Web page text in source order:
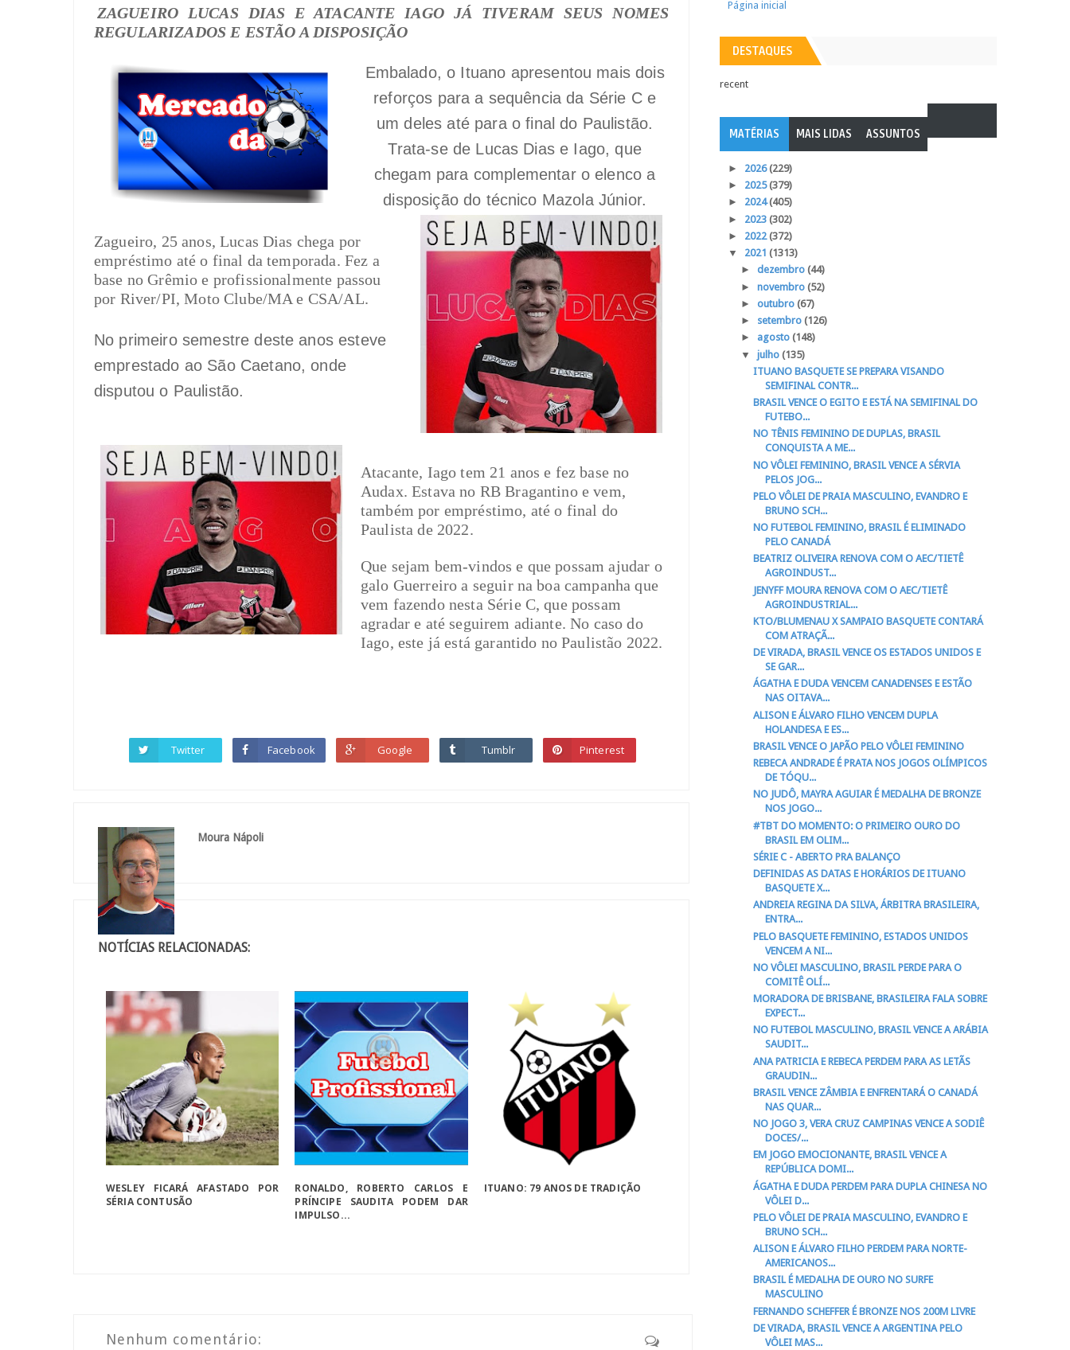
ZAGUEIRO LUCAS DIAS E ATACANTE IAGO JÁ TIVERAM SEUS NOMES
REGULARIZADOS E ESTÃO A DISPOSIÇÃO
Embalado, o Ituano apresentou mais dois
reforços para a sequência da Série C e
um deles até para o final do Paulistão.
Trata-se de Lucas Dias e Iago, que
chegam para complementar o elenco a
disposição do técnico Mazola Júnior.
Zagueiro, 25 anos, Lucas Dias chega por
empréstimo até o final da temporada. Fez a
base no Grêmio e profissionalmente passou
por River/PI, Moto Clube/MA e CSA/AL.
No primeiro semestre deste anos esteve
emprestado ao São Caetano, onde
disputou o Paulistão.
Atacante, Iago tem 21 anos e fez base no
Audax. Estava no RB Bragantino e vem,
também por empréstimo, até o final do
Paulista de 2022.
Que sejam bem-vindos e que possam ajudar o
galo Guerreiro a seguir na boa campanha que
vem fazendo nesta Série C, que possam
agradar e até seguirem adiante. No caso do
Iago, este já está garantido no Paulistão 2022.
Twitter Facebook Google Tumblr Pinterest
Moura Nápoli
NOTÍCIAS RELACIONADAS:
WESLEY FICARÁ AFASTADO POR
SÉRIA CONTUSÃO
RONALDO, ROBERTO CARLOS E
PRÍNCIPE SAUDITA PODEM DAR
IMPULSO...
ITUANO: 79 ANOS DE TRADIÇÃO
Nenhum comentário:
Página inicial
DESTAQUES
recent
MATÉRIAS MAIS LIDAS ASSUNTOS
► 2026(229)
► 2025(379)
► 2024(405)
► 2023 (302)
► 2022(372)
▼ 2021 (1313)
► dezembro (44)
► novembro (52)
► outubro (67)
► setembro (126)
► agosto (148)
▼ julho (135)
ITUANO BASQUETE SE PREPARA VISANDO
SEMIFINAL CONTR...
BRASIL VENCE O EGITO E ESTÁ NA SEMIFINAL DO
FUTEBO...
NO TÊNIS FEMININO DE DUPLAS, BRASIL
CONQUISTA A ME...
NO VÔLEI FEMININO, BRASIL VENCE A SÉRVIA
PELOS JOG...
PELO VÔLEI DE PRAIA MASCULINO, EVANDRO E
BRUNO SCH...
NO FUTEBOL FEMININO, BRASIL É ELIMINADO
PELO CANADÁ
BEATRIZ OLIVEIRA RENOVA COM O AEC/TIETÊ
AGROINDUST...
JENYFF MOURA RENOVA COM O AEC/TIETÊ
AGROINDUSTRIAL...
KTO/BLUMENAU X SAMPAIO BASQUETE CONTARÁ
COM ATRAÇÃ...
DE VIRADA, BRASIL VENCE OS ESTADOS UNIDOS E
SE GAR...
ÁGATHA E DUDA VENCEM CANADENSES E ESTÃO
NAS OITAVA...
ALISON E ÁLVARO FILHO VENCEM DUPLA
HOLANDESA E ES...
BRASIL VENCE O JAPÃO PELO VÔLEI FEMININO
REBECA ANDRADE É PRATA NOS JOGOS OLÍMPICOS
DE TÓQU...
NO JUDÔ, MAYRA AGUIAR É MEDALHA DE BRONZE
NOS JOGO...
#TBT DO MOMENTO: O PRIMEIRO OURO DO
BRASIL EM OLIM...
SÉRIE C - ABERTO PRA BALANÇO
DEFINIDAS AS DATAS E HORÁRIOS DE ITUANO
BASQUETE X...
ANDREIA REGINA DA SILVA, ÁRBITRA BRASILEIRA,
ENTRA...
PELO BASQUETE FEMININO, ESTADOS UNIDOS
VENCEM A NI...
NO VÔLEI MASCULINO, BRASIL PERDE PARA O
COMITÊ OLÍ...
MORADORA DE BRISBANE, BRASILEIRA FALA SOBRE
EXPECT...
NO FUTEBOL MASCULINO, BRASIL VENCE A ARÁBIA
SAUDIT...
ANA PATRICIA E REBECA PERDEM PARA AS LETÃS
GRAUDIN...
BRASIL VENCE ZÂMBIA E ENFRENTARÁ O CANADÁ
NAS QUAR...
NO JOGO 3, VERA CRUZ CAMPINAS VENCE A SODIÊ
DOCES/...
EM JOGO EMOCIONANTE, BRASIL VENCE A
REPÚBLICA DOMI...
ÁGATHA E DUDA PERDEM PARA DUPLA CHINESA NO
VÔLEI D...
PELO VÔLEI DE PRAIA MASCULINO, EVANDRO E
BRUNO SCH...
ALISON E ÁLVARO FILHO PERDEM PARA NORTE-
AMERICANOS...
BRASIL É MEDALHA DE OURO NO SURFE
MASCULINO
FERNANDO SCHEFFER É BRONZE NOS 200M LIVRE
DE VIRADA, BRASIL VENCE A ARGENTINA PELO
VÔLEI MAS...